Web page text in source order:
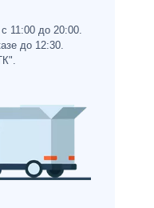
11:00 до 20:00.
до 12:30.